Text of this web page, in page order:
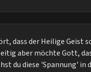
dass der Heilige Geist
aber möchte Gott,
du diese 'Spannung' in